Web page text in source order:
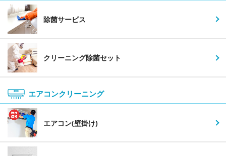
除菌サービス
クリーニング除菌セット
エアコンクリーニング
エアコン(壁掛け)